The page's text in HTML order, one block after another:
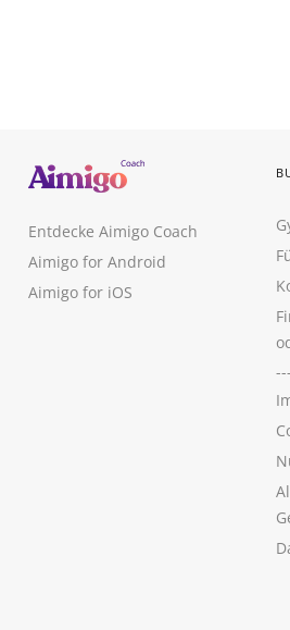
Entdecke Aimigo Coach
Aimigo for Android
Aimigo for iOS